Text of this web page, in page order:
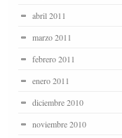
abril 2011
marzo 2011
febrero 2011
enero 2011
diciembre 2010
noviembre 2010